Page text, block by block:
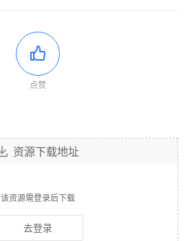
点赞
资源下载地址
该资源需登录后下载
去登录